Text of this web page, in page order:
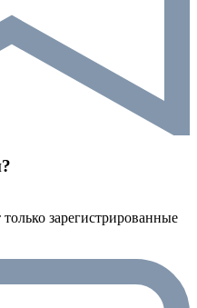
зарегистрированные